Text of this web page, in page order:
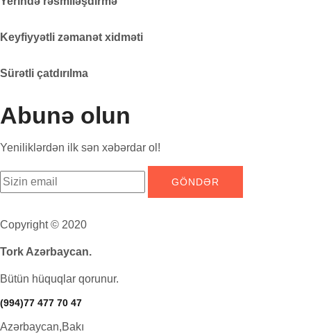
Keyfiyyətli zəmanət xidməti
Sürətli çatdırılma
Abunə olun
Yeniliklərdən ilk sən xəbərdar ol!
Copyright © 2020
Tork Azərbaycan.
Bütün hüquqlar qorunur.
(994)77 477 70 47
Azərbaycan,Bakı